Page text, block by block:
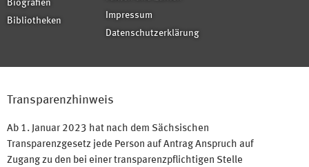
Biografien
Bibliotheken
Impressum
Datenschutzerklärung
Transparenzhinweis
Ab 1. Januar 2023 hat nach dem Sächsischen
Transparenzgesetz jede Person auf Antrag Anspruch auf
Zugang zu den bei einer transparenzpflichtigen Stelle